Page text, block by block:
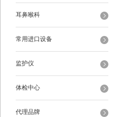
耳鼻喉科
常用进口设备
监护仪
体检中心
代理品牌